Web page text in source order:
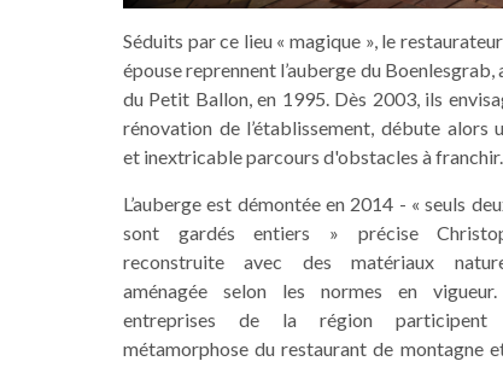
Séduits par ce lieu « magique », le
épouse reprennent l’auberge du Boenlesgrab,
du Petit Ballon, en 1995. Dès 2003, ils
rénovation de l’établissement, débute alors
et inextricable parcours d'obstacles à franchir.
L’auberge est démontée en 2014 - « seuls
sont gardés entiers » précise
reconstruite avec des matériaux
aménagée selon les normes en
entreprises de la région
métamorphose du restaurant de montagne